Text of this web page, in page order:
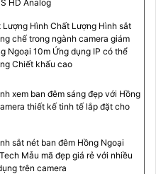
HD Analog
Lượng Hình Chất Lượng Hình sắt
chế trong ngành camera giám
Ngoại 10m Ứng dụng IP có thể
Chiết khấu cao
xem ban đêm sáng đẹp với Hồng
thiết kế tinh tế lắp đặt cho
sắt nét ban đêm Hồng Ngoại
Mẫu mã đẹp giá rẻ với nhiều
trên camera